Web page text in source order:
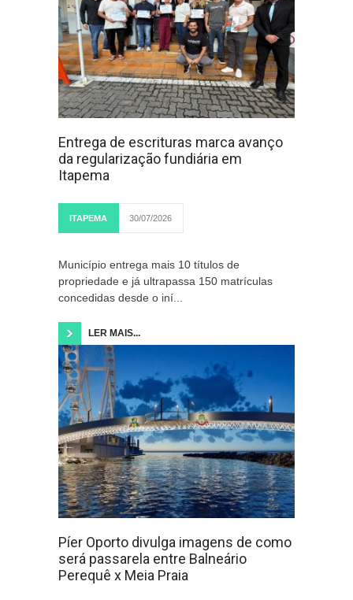
Entrega de escrituras marca avanço
da regularização fundiária em
Itapema
ITAPEMA 30/07/2026
Município entrega mais 10 títulos de
propriedade e já ultrapassa 150 matrículas
concedidas desde o iní...
LER MAIS...
Píer Oporto divulga imagens de como
será passarela entre Balneário
Perequê x Meia Praia